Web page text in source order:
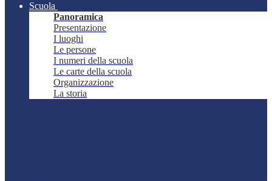
Scuola
Panoramica
Presentazione
I luoghi
Le persone
I numeri della scuola
Le carte della scuola
Organizzazione
La storia